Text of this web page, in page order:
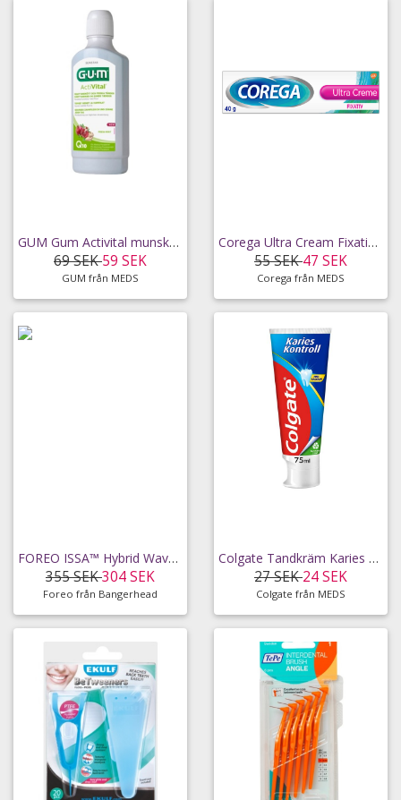
GUM Gum Activital munskölj 500 ml
69 SEK59 SEK
GUM från MEDS
Corega Ultra Cream Fixativkräm Tandproteser 40 g
55 SEK47 SEK
Corega från MEDS
FOREO ISSA™ Hybrid Wave Brush Head Black
355 SEK304 SEK
Foreo från Bangerhead
Colgate Tandkräm Karies Kontroll 75 ml
27 SEK24 SEK
Colgate från MEDS